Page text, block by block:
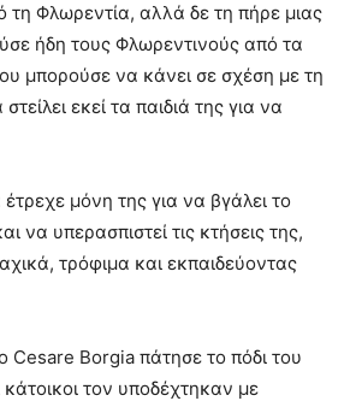
τη Φλωρεντία, αλλά δε τη πήρε μιας
ήδη τους Φλωρεντινούς από τα
μπορούσε να κάνει σε σχέση με τη
εκεί τα παιδιά της για να
έτρεχε μόνη της για να βγάλει το
να υπερασπιστεί τις κτήσεις της,
τρόφιμα και εκπαιδεύοντας
Cesare Borgia πάτησε το πόδι του
τον υποδέχτηκαν με